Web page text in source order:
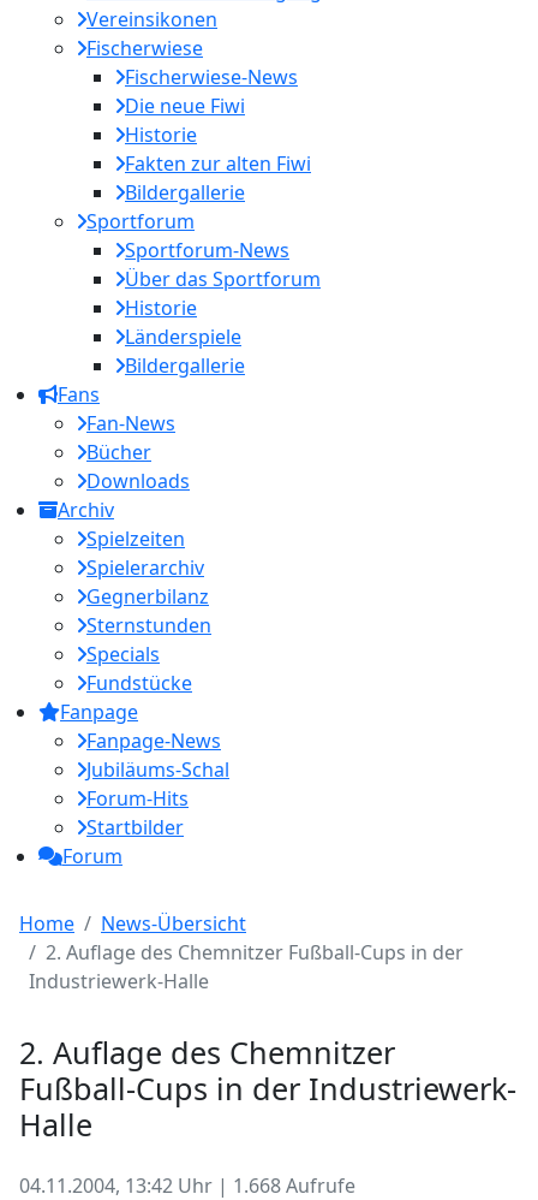
Vereinsikonen
Fischerwiese
Fischerwiese-News
Die neue Fiwi
Historie
Fakten zur alten Fiwi
Bildergallerie
Sportforum
Sportforum-News
Über das Sportforum
Historie
Länderspiele
Bildergallerie
Fans
Fan-News
Bücher
Downloads
Archiv
Spielzeiten
Spielerarchiv
Gegnerbilanz
Sternstunden
Specials
Fundstücke
Fanpage
Fanpage-News
Jubiläums-Schal
Forum-Hits
Startbilder
Forum
Home
News-Übersicht
2. Auflage des Chemnitzer Fußball-Cups in der
Industriewerk-Halle
2. Auflage des Chemnitzer
Fußball-Cups in der Industriewerk-
Halle
04.11.2004, 13:42 Uhr | 1.668 Aufrufe